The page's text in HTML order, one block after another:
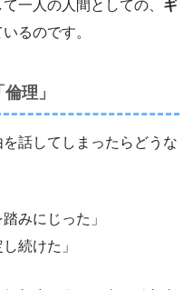
一人の人間としての、 ギ
るのです。
理」
話してしまったらどうな
みにじった」
続けた」